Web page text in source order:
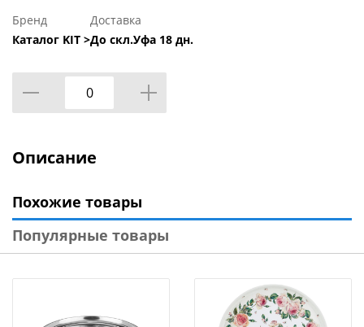
Бренд
Каталог KIT >
Доставка
До скл.Уфа 18 дн.
Описание
Похожие товары
Популярные товары